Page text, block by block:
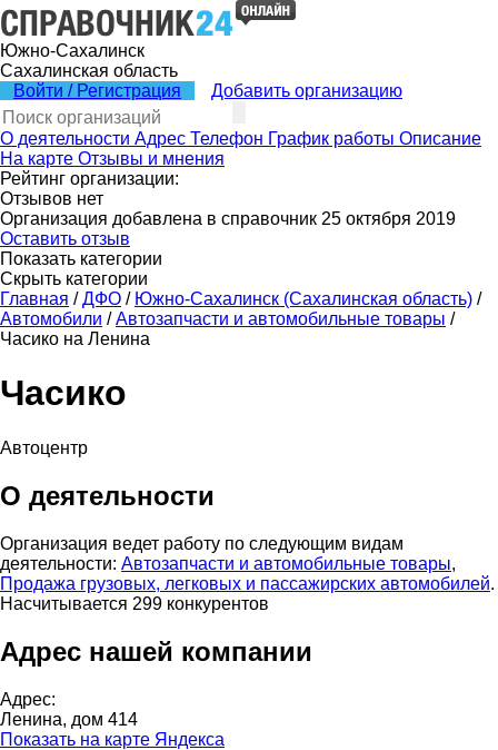
Южно-Сахалинск
Сахалинская область
Войти / Регистрация
Добавить организацию
О деятельности Адрес Телефон График работы Описание
На карте Отзывы и мнения
Рейтинг организации:
Отзывов нет
Организация добавлена в справочник 25 октября 2019
Оставить отзыв
Показать категории
Скрыть категории
Главная / ДФО / Южно-Сахалинск (Сахалинская область) /
Автомобили / Автозапчасти и автомобильные товары /
Часико на Ленина
Часико
Автоцентр
О деятельности
Организация ведет работу по следующим видам
деятельности: Автозапчасти и автомобильные товары,
Продажа грузовых, легковых и пассажирских автомобилей.
Насчитывается 299 конкурентов
Адрес нашей компании
Адрес:
Ленина, дом 414
Показать на карте Яндекса